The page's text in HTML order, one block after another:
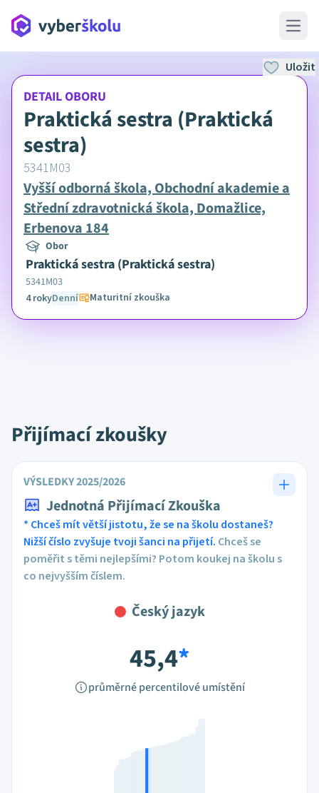
Open
DETAIL OBORU
Praktická sestra (Praktická
sestra)
5341M03
Vyšší odborná škola, Obchodní akademie a
Střední zdravotnická škola, Domažlice,
Erbenova 184
Obor
Praktická sestra (Praktická sestra)
5341M03
4 rokyDenní Maturitní zkouška
Uložit
Přijímací zkoušky
VÝSLEDKY 2025/2026
Jednotná Přijímací Zkouška
* Chceš mít větší jistotu, že se na školu dostaneš?
Nižší číslo zvyšuje tvoji šanci na přijetí. Chceš se
poměřit s těmi nejlepšími? Potom koukej na školu s
co nejvyšším číslem.
Český jazyk
45,4*
průměrné percentilové umístění